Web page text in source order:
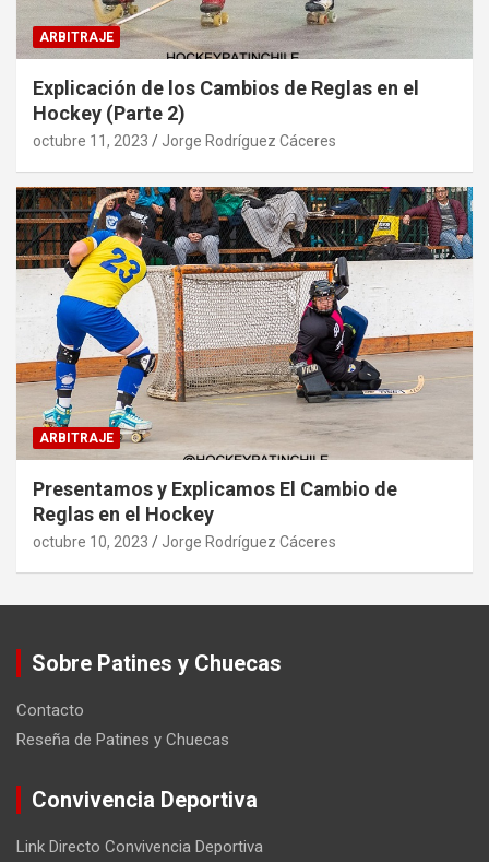
ARBITRAJE
Explicación de los Cambios de Reglas en el
Hockey (Parte 2)
octubre 11, 2023 Jorge Rodríguez Cáceres
ARBITRAJE
Presentamos y Explicamos El Cambio de
Reglas en el Hockey
octubre 10, 2023 Jorge Rodríguez Cáceres
Sobre Patines y Chuecas
Contacto
Reseña de Patines y Chuecas
Convivencia Deportiva
Link Directo Convivencia Deportiva